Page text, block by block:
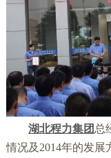
湖北程力集团 总
情况及2014年的发展